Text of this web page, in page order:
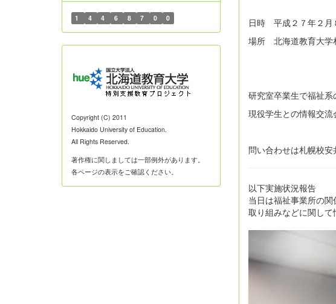
日時 平成２７年２
場所 北海道教育大学
研究室卒業生で福祉系
現役学生との情報交流
問い合わせは札幌校安
以下実施状況報告
当日は福祉事業所の
取り組みなどに関して
1 4 4 6 8 7 0 0
Copyright (C) 2011
Hokkaido University of Education.
All Rights Reserved.
著作権に関しましては一部例外があります。
各ページの表示をご確認ください。